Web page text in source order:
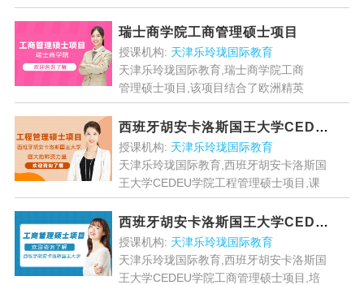
基础薄弱或工作繁忙的考生,系统化教
学助你高效备考,轻松攻克考试难点....
[详情]
瑞士商学院工商管理硕士项目
授课机构: 天津乐玲珑国际教育
天津乐玲珑国际教育,瑞士商学院工商
管理硕士项目,该项目结合了欧洲精英
教育与中国独特的商业环境,聚焦全球
化背景下的中外经济大环境和商业管理
理论与实践,融合东西方管...[详情]
西班牙胡安卡洛斯国王大学CEDEU学院工程管理硕士项目
授课机构: 天津乐玲珑国际教育
天津乐玲珑国际教育,西班牙胡安卡洛斯国
王大学CEDEU学院工程管理硕士项目,课
程采用中西双语或西语授课,部分课程配有
中文翻译,确保学生能够顺利理解和掌握课
程内容...
[详情]
西班牙胡安卡洛斯国王大学CEDEU学院工商管理硕士项目
授课机构: 天津乐玲珑国际教育
天津乐玲珑国际教育,西班牙胡安卡洛斯国
王大学CEDEU学院工商管理硕士项目,培